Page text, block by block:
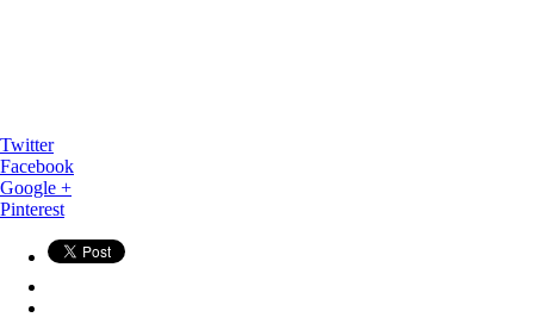
Twitter
Facebook
Google +
Pinterest